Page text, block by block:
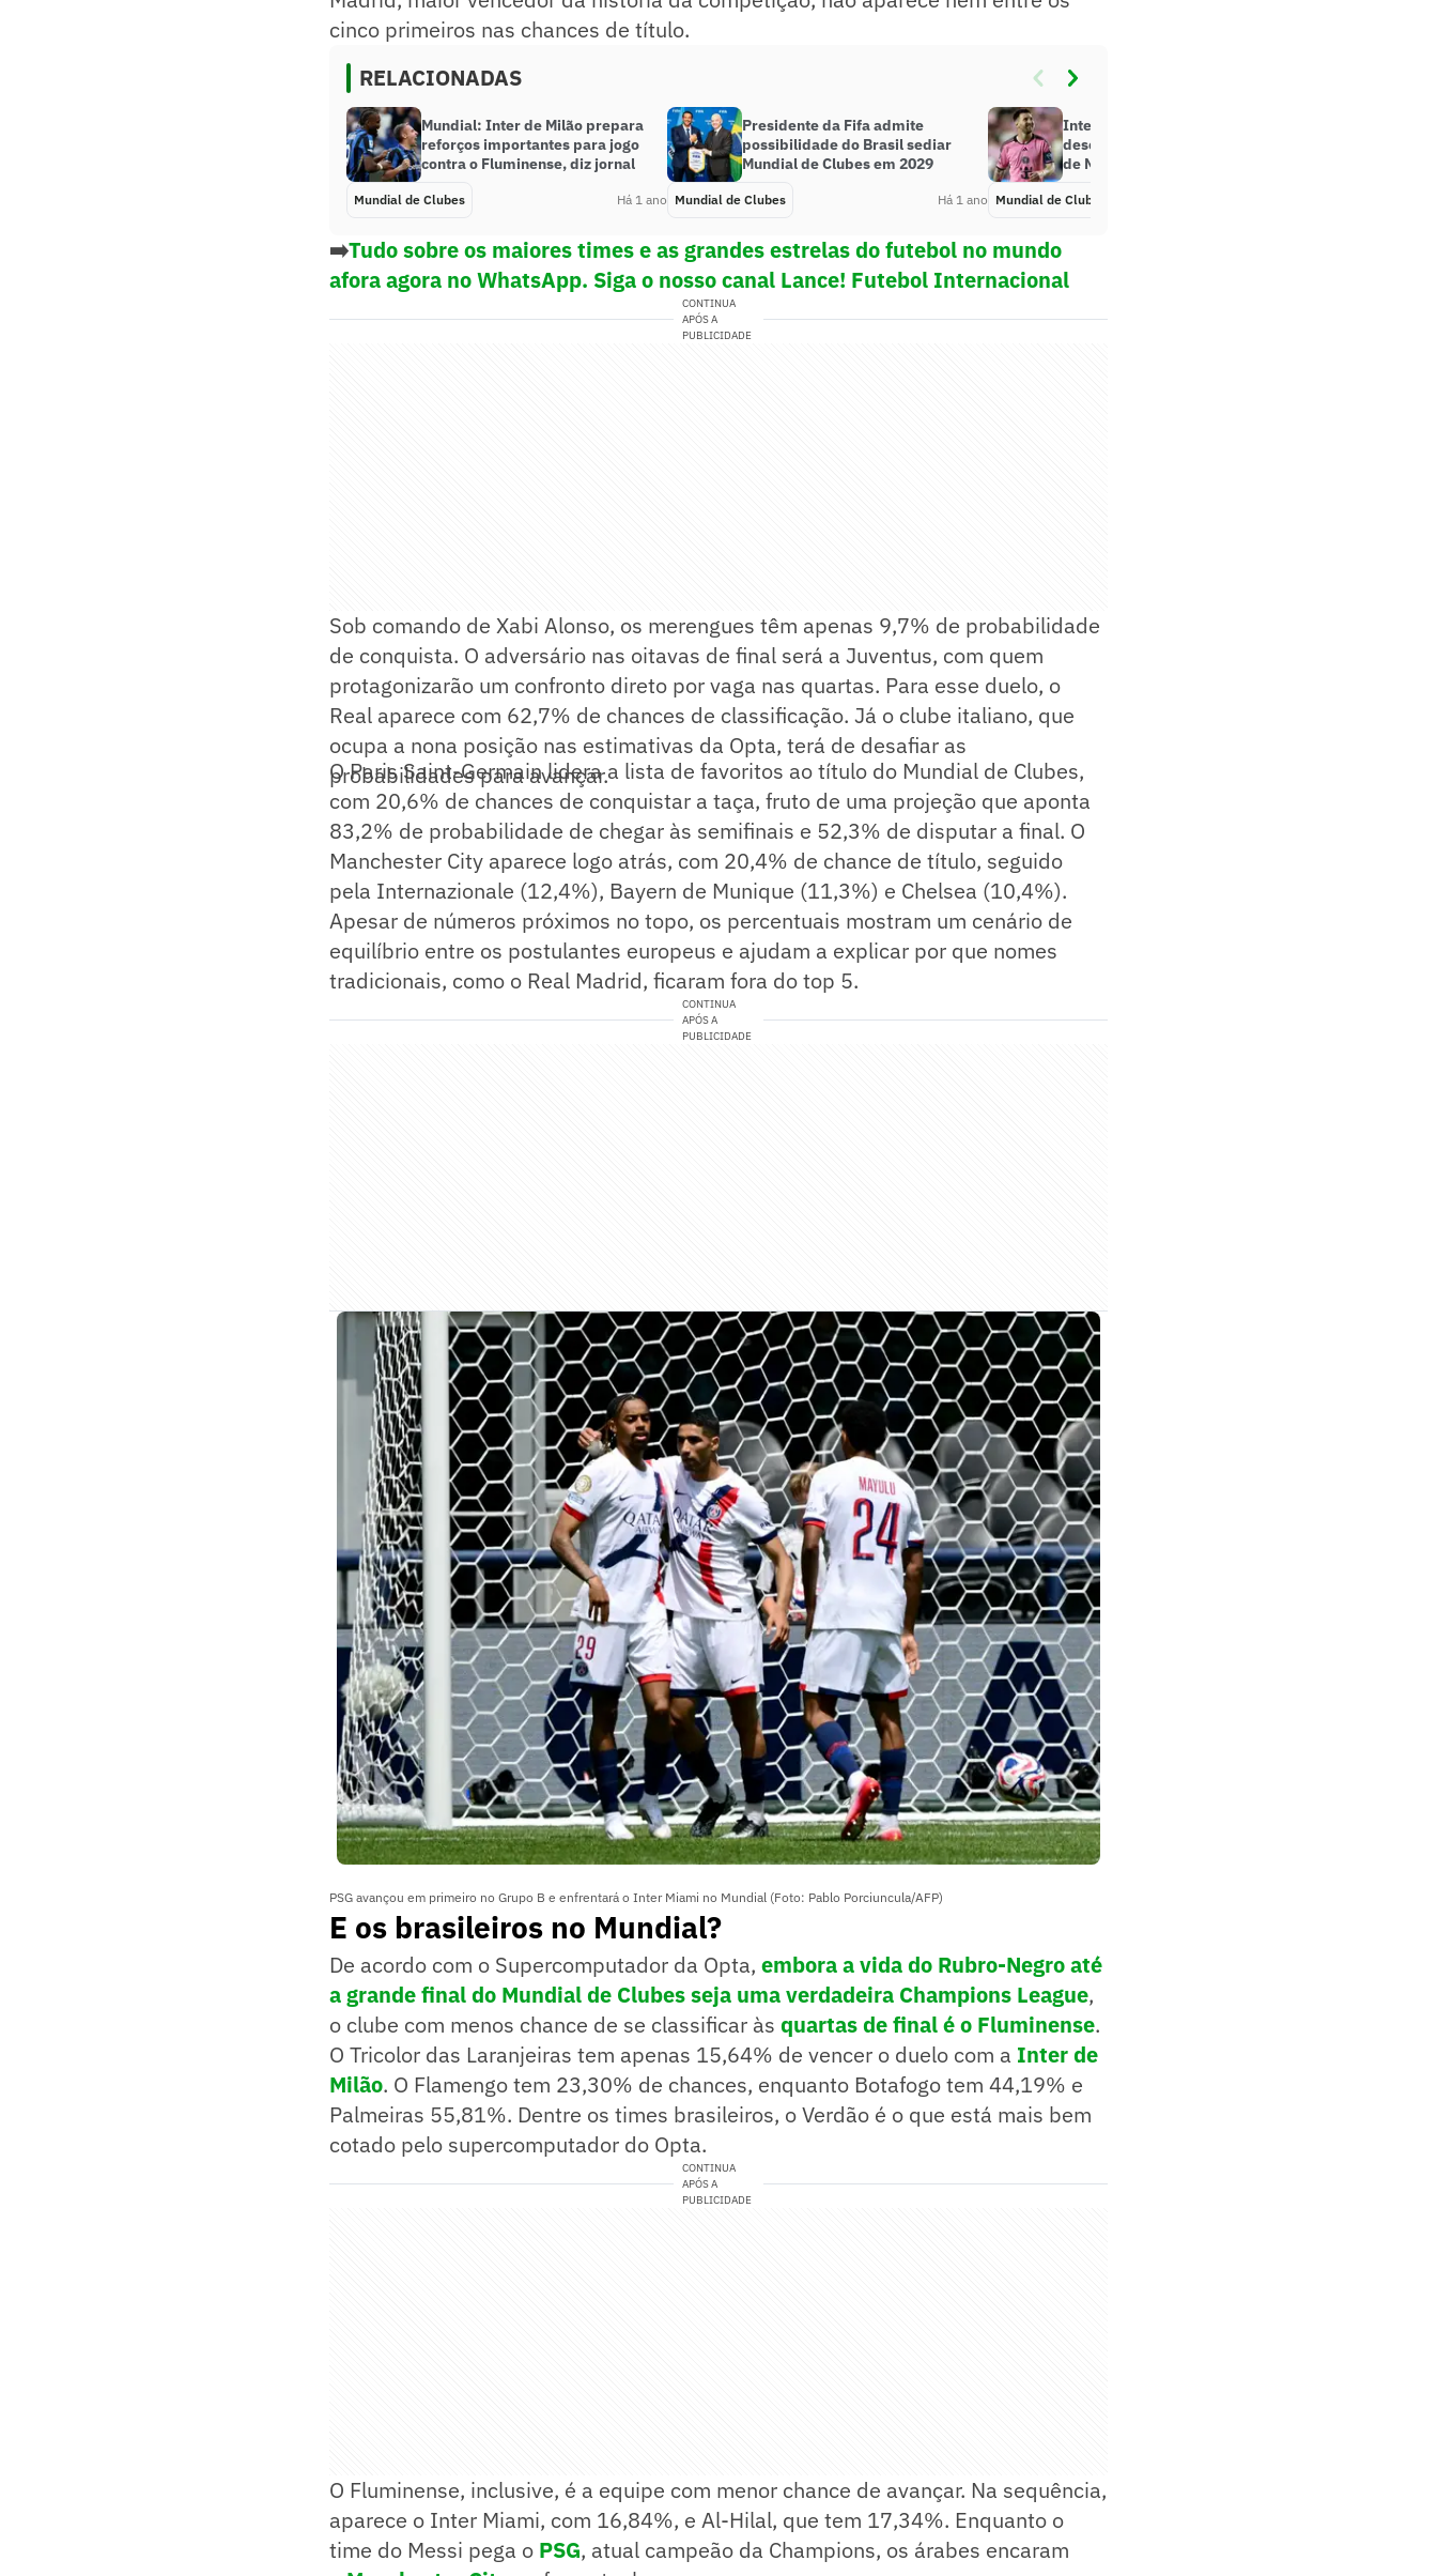
cinco primeiros nas chances de título.
RELACIONADAS
Mundial: Inter de Milão prepara
reforços importantes para jogo
contra o Fluminense, diz jornal
Mundial de Clubes Há 1 ano
Presidente da Fifa admite
possibilidade do Brasil sediar
Mundial de Clubes em 2029
Mundial de Clubes Há 1 ano
Inter Miami treina em clima
descontraído antes do reencontro
de Messi com o PSG no Mundial
Mundial de Clubes
➡️Tudo sobre os maiores times e as grandes estrelas do futebol no mundo
afora agora no WhatsApp. Siga o nosso canal Lance! Futebol Internacional
CONTINUA
APÓS A
PUBLICIDADE
Sob comando de Xabi Alonso, os merengues têm apenas 9,7% de probabilidade
de conquista. O adversário nas oitavas de final será a Juventus, com quem
protagonizarão um confronto direto por vaga nas quartas. Para esse duelo, o
Real aparece com 62,7% de chances de classificação. Já o clube italiano, que
ocupa a nona posição nas estimativas da Opta, terá de desafiar as
probabilidades para avançar.
O Paris Saint-Germain lidera a lista de favoritos ao título do Mundial de Clubes,
com 20,6% de chances de conquistar a taça, fruto de uma projeção que aponta
83,2% de probabilidade de chegar às semifinais e 52,3% de disputar a final. O
Manchester City aparece logo atrás, com 20,4% de chance de título, seguido
pela Internazionale (12,4%), Bayern de Munique (11,3%) e Chelsea (10,4%).
Apesar de números próximos no topo, os percentuais mostram um cenário de
equilíbrio entre os postulantes europeus e ajudam a explicar por que nomes
tradicionais, como o Real Madrid, ficaram fora do top 5.
CONTINUA
APÓS A
PUBLICIDADE
PSG avançou em primeiro no Grupo B e enfrentará o Inter Miami no Mundial (Foto: Pablo Porciuncula/AFP)
E os brasileiros no Mundial?
De acordo com o Supercomputador da Opta, embora a vida do Rubro-Negro até
a grande final do Mundial de Clubes seja uma verdadeira Champions League,
o clube com menos chance de se classificar às quartas de final é o Fluminense.
O Tricolor das Laranjeiras tem apenas 15,64% de vencer o duelo com a Inter de
Milão. O Flamengo tem 23,30% de chances, enquanto Botafogo tem 44,19% e
Palmeiras 55,81%. Dentre os times brasileiros, o Verdão é o que está mais bem
cotado pelo supercomputador do Opta.
CONTINUA
APÓS A
PUBLICIDADE
O Fluminense, inclusive, é a equipe com menor chance de avançar. Na sequência,
aparece o Inter Miami, com 16,84%, e Al-Hilal, que tem 17,34%. Enquanto o
time do Messi pega o PSG, atual campeão da Champions, os árabes encaram